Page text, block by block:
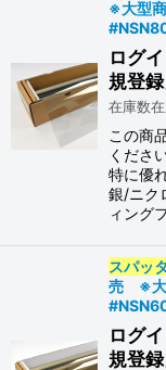
※大型
ログ
規登録
在庫数
この商
くださ
特に優
銀/ニク
ィング
スパッ
売 ※大
ログ
規登録